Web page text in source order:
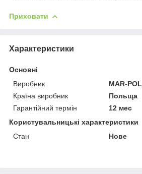
Приховати
Характеристики
Основні
Виробник
MAR-POL
Країна виробник
Польща
Гарантійний термін
12 мес
Користувальницькі характеристики
Стан
Нове